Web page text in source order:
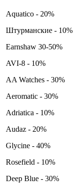
Aquatico - 20%
Штурманские - 10%
Earnshaw 30-50%
AVI-8 - 10%
AA Watches - 30%
Aeromatic - 30%
Adriatica - 10%
Audaz - 20%
Glycine - 40%
Rosefield - 10%
Deep Blue - 30%